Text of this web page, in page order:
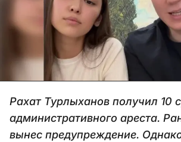
Рахат Турлыханов получил 10
административного ареста.
вынес предупреждение.